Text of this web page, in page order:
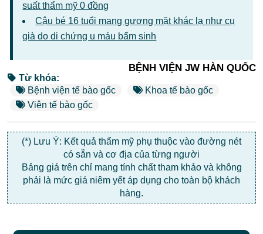
suất thẩm mỹ 0 đồng
Cậu bé 16 tuổi mang gương mặt khác lạ như cụ
già do di chứng u máu bẩm sinh
BỆNH VIỆN JW HÀN QUỐC
Từ khóa:
Bệnh viện tế bào gốc
Khoa tế bào gốc
Viện tế bào gốc
(*) Lưu Ý: Kết quả thẩm mỹ phụ thuộc vào đường nét
có sẵn và cơ địa của từng người
Bảng giá trên chỉ mang tính chất tham khảo và không
phải là mức giá niêm yết áp dụng cho toàn bộ khách
hàng.